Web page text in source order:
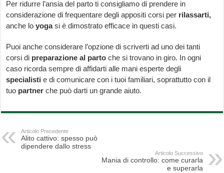
Per ridurre l’ansia del parto ti consigliamo di prendere in
considerazione di frequentare degli appositi corsi per rilassarti,
anche loyogasi è dimostrato efficace in questi casi.
Puoi anche considerare l’opzione di scriverti ad uno dei tanti
corsi di preparazione al parto che si trovano in giro. In ogni
caso ricorda sempre di affidarti alle mani esperte degli
specialisti e di comunicare con i tuoi familiari, soprattutto con il
tuo partner che può darti un grande aiuto.
Articolo Precedente
Alito cattivo: spesso può
dipendere dallo stress
Articolo Successivo
Mania di controllo: come curarla
e superarla